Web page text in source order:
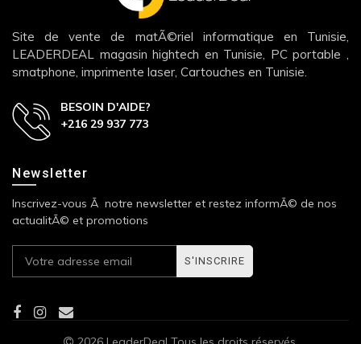
Site de vente de matÃ©riel informatique en Tunisie,
LEADERDEAL magasin hightech en Tunisie, PC portable ,
smatphone, imprimente laser, Cartouches en Tunisie.
BESOIN D'AIDE?
+216 29 937 773
Newsletter
Inscrivez-vous Ã notre newsletter et restez informÃ© de nos
actualitÃ© et promotions
S'INSCRIRE